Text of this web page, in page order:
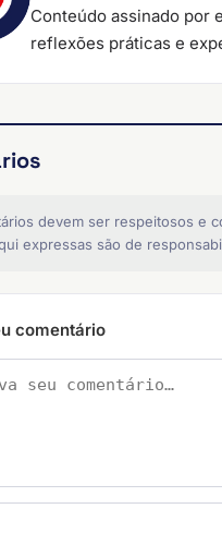
Conteúdo assinado por
reflexões práticas e
devem ser respeitosos e
expressas são de
comentário